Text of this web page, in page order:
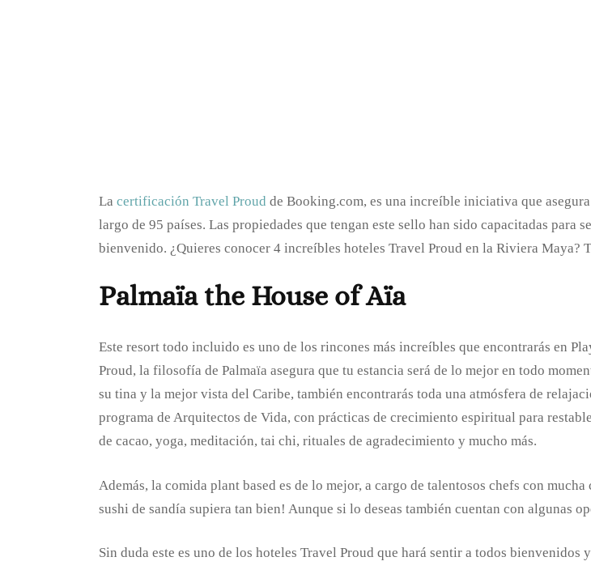
La certificación Travel Proud de Booking.com, es una increíble iniciativa que
largo de 95 países. Las propiedades que tengan este sello han sido capacitadas
bienvenido. ¿Quieres conocer 4 increíbles hoteles Travel Proud en la Riviera Maya?
Palmaïa the House of Aïa
Este resort todo incluido es uno de los rincones más increíbles que encontrarás en
Proud, la filosofía de Palmaïa asegura que tu estancia será de lo mejor en todo
su tina y la mejor vista del Caribe, también encontrarás toda una atmósfera de
programa de Arquitectos de Vida, con prácticas de crecimiento espiritual para
de cacao, yoga, meditación, tai chi, rituales de agradecimiento y mucho más.
Además, la comida plant based es de lo mejor, a cargo de talentosos chefs con
sushi de sandía supiera tan bien! Aunque si lo deseas también cuentan con algunas
Sin duda este es uno de los hoteles Travel Proud que hará sentir a todos bienvenidos